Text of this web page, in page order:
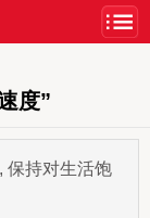
度”
保持对生活饱